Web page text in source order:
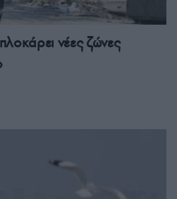
νέες ζώνες